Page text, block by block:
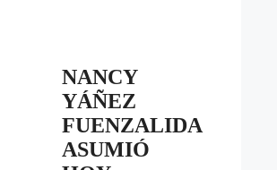
NANCY
YÁÑEZ
FUENZALIDA
ASUMIÓ